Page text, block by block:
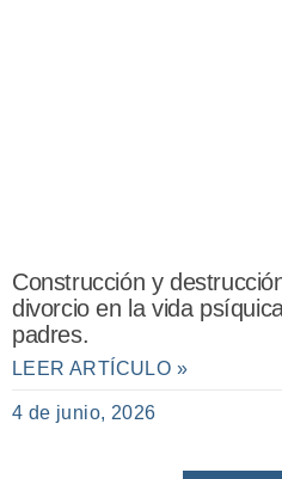
Construcción y
divorcio en la vida
padres.
LEER ARTÍCULO »
4 de junio, 2026